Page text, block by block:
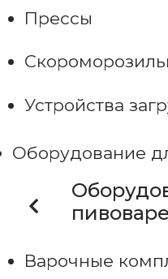
Прессы
Устройства
Оборудование
Варочные